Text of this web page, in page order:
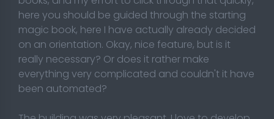
here you should be guided through the starting
magic book, here I have actually already decided
on an orientation. Okay, nice feature, but is it
really necessary? Or does it rather make
everything very complicated and couldn't it have
been automated?